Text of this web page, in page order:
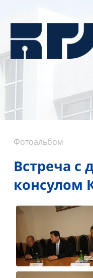
Фотоальбом
Встреча с
консулом